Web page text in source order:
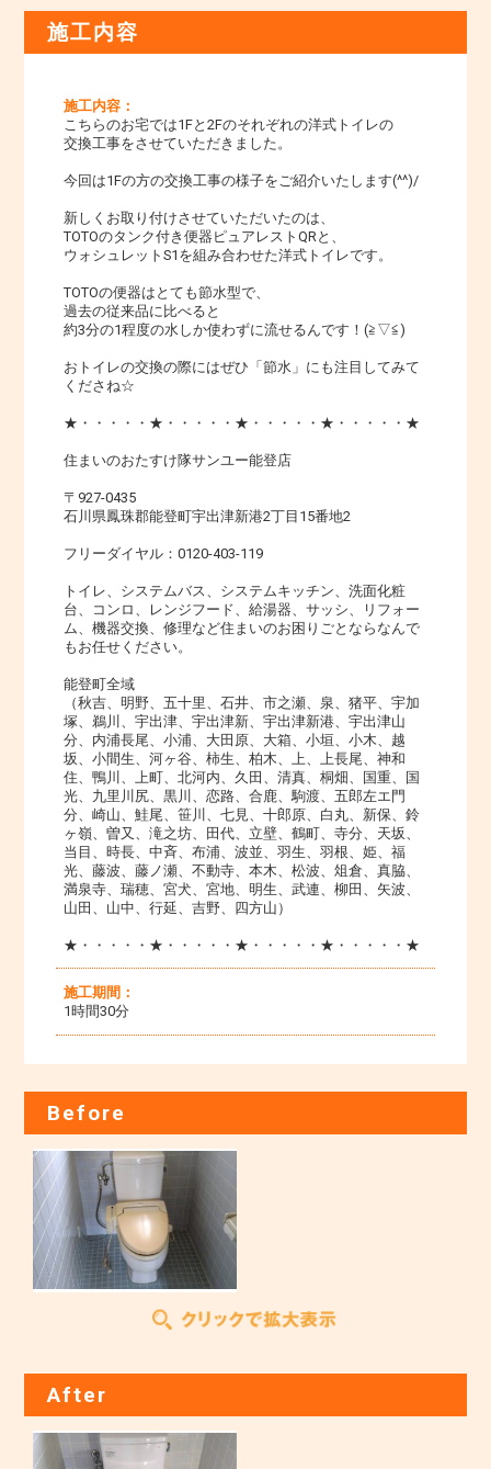
施工内容
施工内容：
こちらのお宅では1Fと2Fのそれぞれの洋式トイレの
交換工事をさせていただきました。
今回は1Fの方の交換工事の様子をご紹介いたします(^^)/
新しくお取り付けさせていただいたのは、
TOTOのタンク付き便器ピュアレストQRと、
ウォシュレットS1を組み合わせた洋式トイレです。
TOTOの便器はとても節水型で、
過去の従来品に比べると
約3分の1程度の水しか使わずに流せるんです！(≧▽≦)
おトイレの交換の際にはぜひ「節水」にも注目してみて
くださね☆
★・・・・・★・・・・・★・・・・・★・・・・・★
住まいのおたすけ隊サンユー能登店
〒927-0435
石川県鳳珠郡能登町宇出津新港2丁目15番地2
フリーダイヤル：0120-403-119
トイレ、システムバス、システムキッチン、洗面化粧
台、コンロ、レンジフード、給湯器、サッシ、リフォー
ム、機器交換、修理など住まいのお困りごとならなんで
もお任せください。
能登町全域
（秋吉、明野、五十里、石井、市之瀬、泉、猪平、宇加
塚、鵜川、宇出津、宇出津新、宇出津新港、宇出津山
分、内浦長尾、小浦、大田原、大箱、小垣、小木、越
坂、小間生、河ヶ谷、柿生、柏木、上、上長尾、神和
住、鴨川、上町、北河内、久田、清真、桐畑、国重、国
光、九里川尻、黒川、恋路、合鹿、駒渡、五郎左エ門
分、崎山、鮭尾、笹川、七見、十郎原、白丸、新保、鈴
ヶ嶺、曽又、滝之坊、田代、立壁、鶴町、寺分、天坂、
当目、時長、中斉、布浦、波並、羽生、羽根、姫、福
光、藤波、藤ノ瀬、不動寺、本木、松波、俎倉、真脇、
満泉寺、瑞穂、宮犬、宮地、明生、武連、柳田、矢波、
山田、山中、行延、吉野、四方山）
★・・・・・★・・・・・★・・・・・★・・・・・★
施工期間：
1時間30分
Before
After